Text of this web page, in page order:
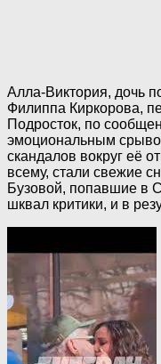
Алла-Виктория, дочь
Филиппа Киркорова,
Подросток, по
эмоциональным
скандалов вокруг её
всему, стали свежие
Бузовой, попавшие в
шквал критики, и в